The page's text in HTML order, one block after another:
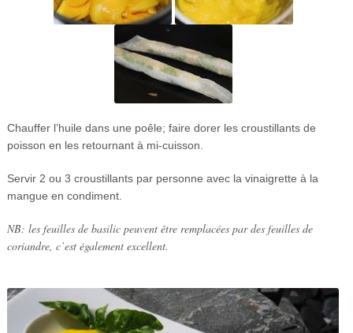
Chauffer l’huile dans une poêle; faire dorer les croustillants de
poisson en les retournant à mi-cuisson.
Servir 2 ou 3 croustillants par personne avec la vinaigrette à la
mangue en condiment.
NB: les feuilles de basilic peuvent être remplacées par des feuilles de
coriandre, c’est également excellent.